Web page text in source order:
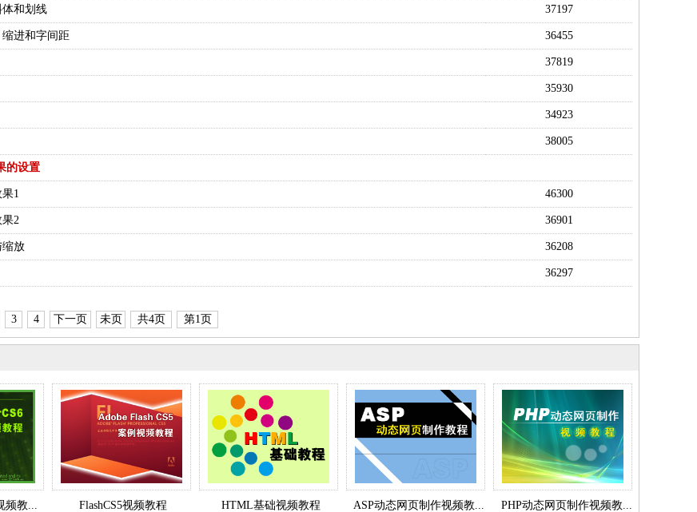
和划线 37197
进和字间距 36455
37819
35930
34923
38005
的设置
1 46300
2 36901
缩放 36208
36297
3 4 下一页 未页 共4页 第1页
频教... FlashCS5视频教程 HTML基础视频教程 ASP动态网页制作视频教... PHP动态网页制作视频教...